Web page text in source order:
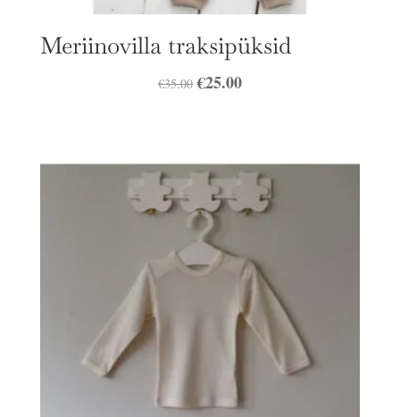
Meriinovilla traksipüksid
€35.00 Algne
€35.00.
€25.00Praegune
€25.00.